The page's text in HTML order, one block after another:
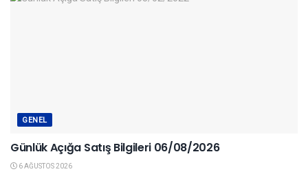
GENEL
Günlük Açığa Satış Bilgileri 06/08/2026
6 AĞUSTOS 2026